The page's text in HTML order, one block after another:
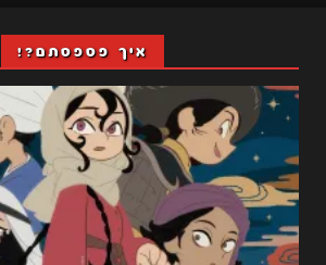
איך פספסתם?!